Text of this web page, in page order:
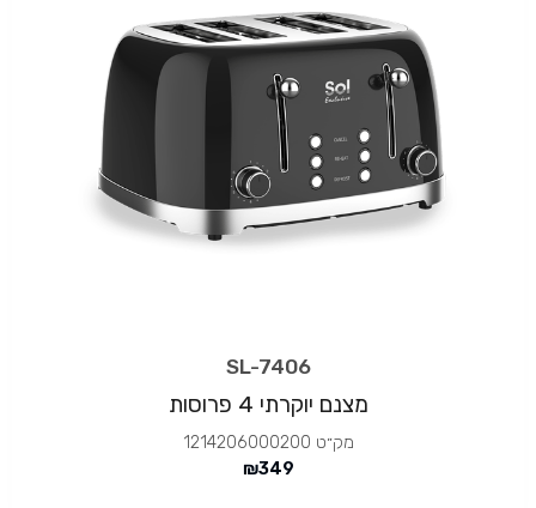
SL-7406
מצנם יוקרתי 4 פרוסות
מק״ט 1214206000200
349
₪